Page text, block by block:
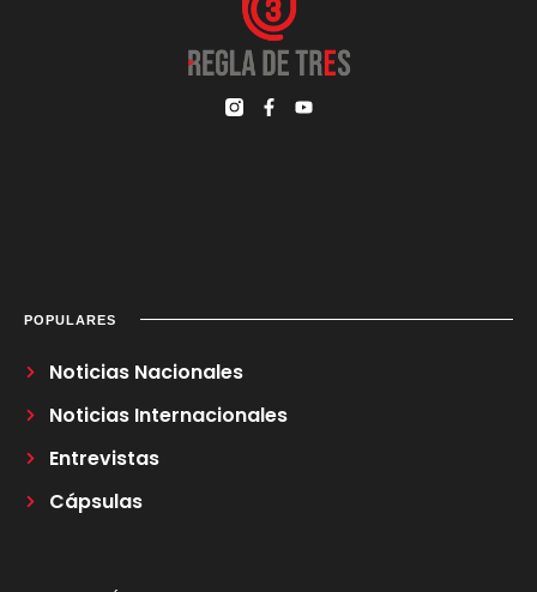
POPULARES
Noticias Nacionales
Noticias Internacionales
Entrevistas
Cápsulas